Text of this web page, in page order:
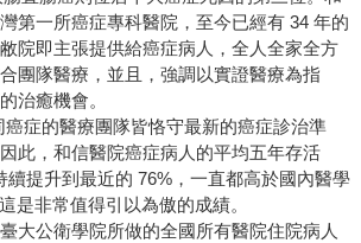
第一所癌症專科醫院，至今已經有 34 年的
院即主張提供給癌症病人，全人全家全方
團隊醫療，並且，強調以實證醫療為指
治癒機會。
症的醫療團隊皆恪守最新的癌症診治準
此，和信醫院癌症病人的平均五年存活
續提升到最近的 76%，一直都高於國內醫學
是非常值得引以為傲的成績。
大公衛學院所做的全國所有醫院住院病人